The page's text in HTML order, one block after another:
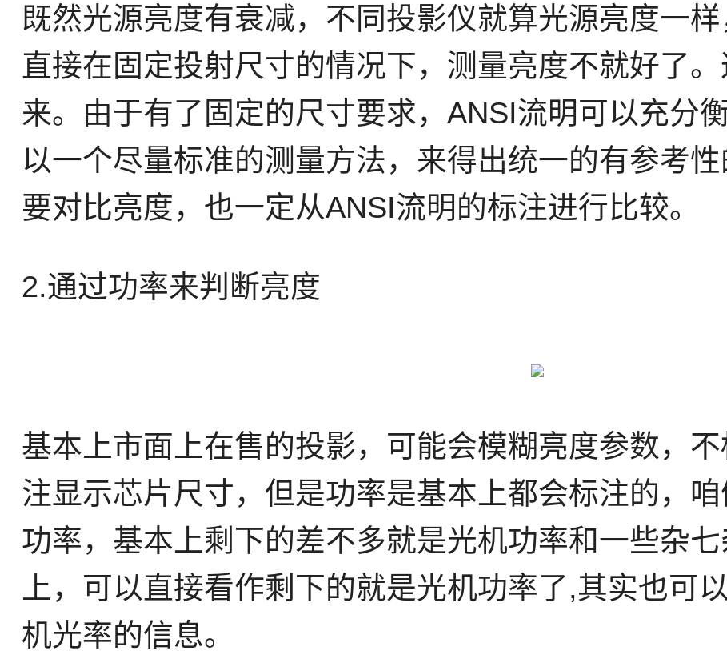
既然光源亮度有衰减，不同投影仪就算光源亮度一
直接在固定投射尺寸的情况下，测量亮度不就好了
来。由于有了固定的尺寸要求，ANSI流明可以充分
以一个尽量标准的测量方法，来得出统一的有参考
要对比亮度，也一定从ANSI流明的标注进行比较。
2.通过功率来判断亮度
基本上市面上在售的投影，可能会模糊亮度参数，
注显示芯片尺寸，但是功率是基本上都会标注的，
功率，基本上剩下的差不多就是光机功率和一些杂
上，可以直接看作剩下的就是光机功率了,其实也可
机光率的信息。